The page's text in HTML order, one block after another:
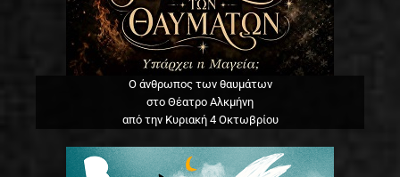
Ο άνθρωπος των θαυμάτων
στο Θέατρο Αλκμήνη
από την Κυριακή 4 Οκτωβρίου